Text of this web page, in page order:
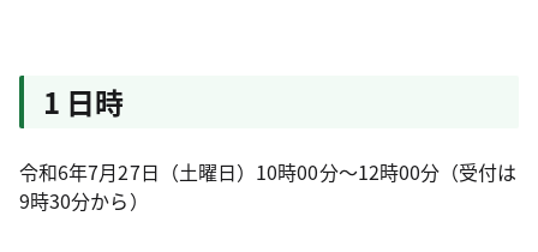
1 日時
令和6年7月27日（土曜日）10時00分～12時00分（受付は
9時30分から）